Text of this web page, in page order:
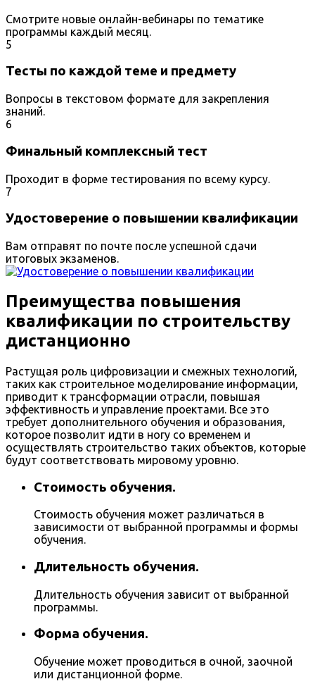
Смотрите новые онлайн-вебинары по тематике
программы каждый месяц.
5
Тесты по каждой теме и предмету
Вопросы в текстовом формате для закрепления
знаний.
6
Финальный комплексный тест
Проходит в форме тестирования по всему курсу.
7
Удостоверение о повышении квалификации
Вам отправят по почте после успешной сдачи
итоговых экзаменов.
Преимущества повышения
квалификации по строительству
дистанционно
Растущая роль цифровизации и смежных технологий,
таких как строительное моделирование информации,
приводит к трансформации отрасли, повышая
эффективность и управление проектами. Все это
требует дополнительного обучения и образования,
которое позволит идти в ногу со временем и
осуществлять строительство таких объектов, которые
будут соответствовать мировому уровню.
Стоимость обучения.
Стоимость обучения может различаться в
зависимости от выбранной программы и формы
обучения.
Длительность обучения.
Длительность обучения зависит от выбранной
программы.
Форма обучения.
Обучение может проводиться в очной, заочной
или дистанционной форме.